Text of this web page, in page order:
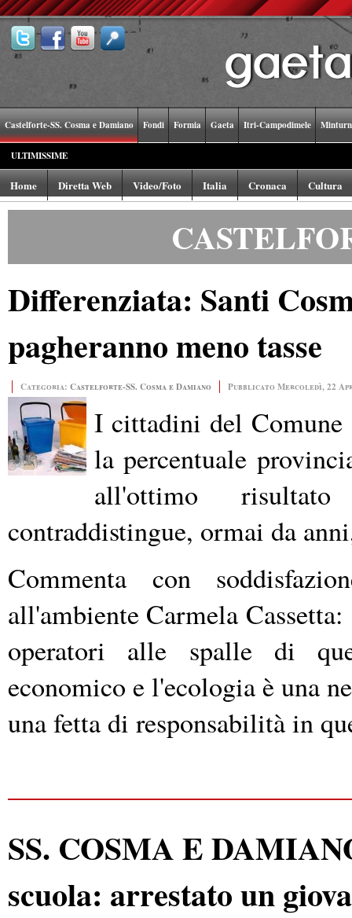
Castelforte-SS. Cosma e Damiano Fondi Formia Gaeta Itri-Campodimele
ULTIMISSIME
Home Diretta Web Video/Foto Italia Cronaca Cultura
Differenziata: Santi
pagheranno meno tasse
Categoria: Castelforte-SS. Cosma e Damiano Pubblicato Mercoledì, 22
I cittadini del Comune
la percentuale
all'ottimo
contraddistingue, ormai da
Commenta con
all'ambiente Carmela
operatori alle spalle di
economico e l'ecologia è una
una fetta di responsabilità in
SS. COSMA E
scuola: arrestato un